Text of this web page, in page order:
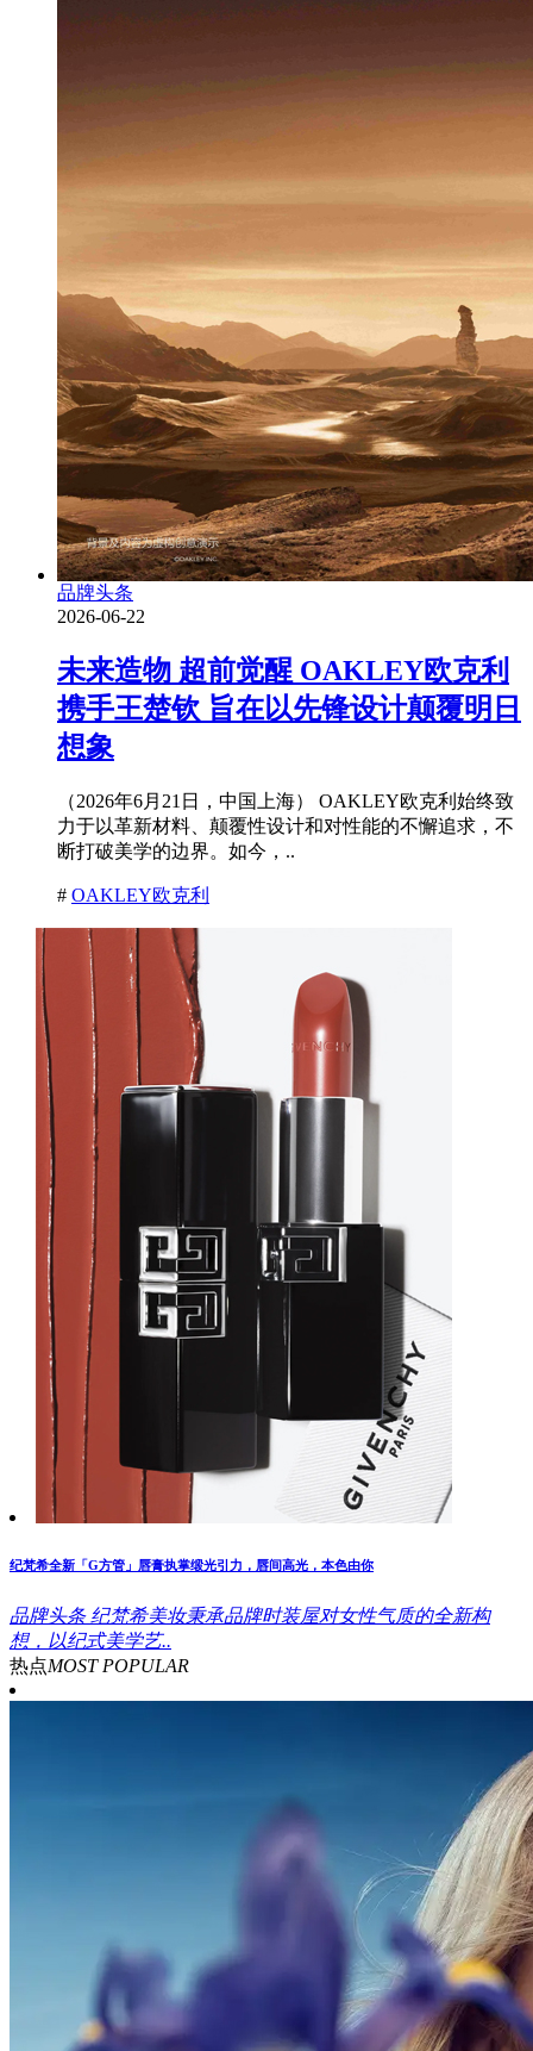
品牌头条
2026-06-22
未来造物 超前觉醒 OAKLEY欧克利
携手王楚钦 旨在以先锋设计颠覆明日
想象
（2026年6月21日，中国上海） OAKLEY欧克利始终致
力于以革新材料、颠覆性设计和对性能的不懈追求，不
断打破美学的边界。如今，..
# OAKLEY欧克利
纪梵希全新「G方管」唇膏执掌缎光引力，唇间高光，本色由你
品牌头条 纪梵希美妆秉承品牌时装屋对女性气质的全新构
想，以纪式美学艺..
热点MOST POPULAR